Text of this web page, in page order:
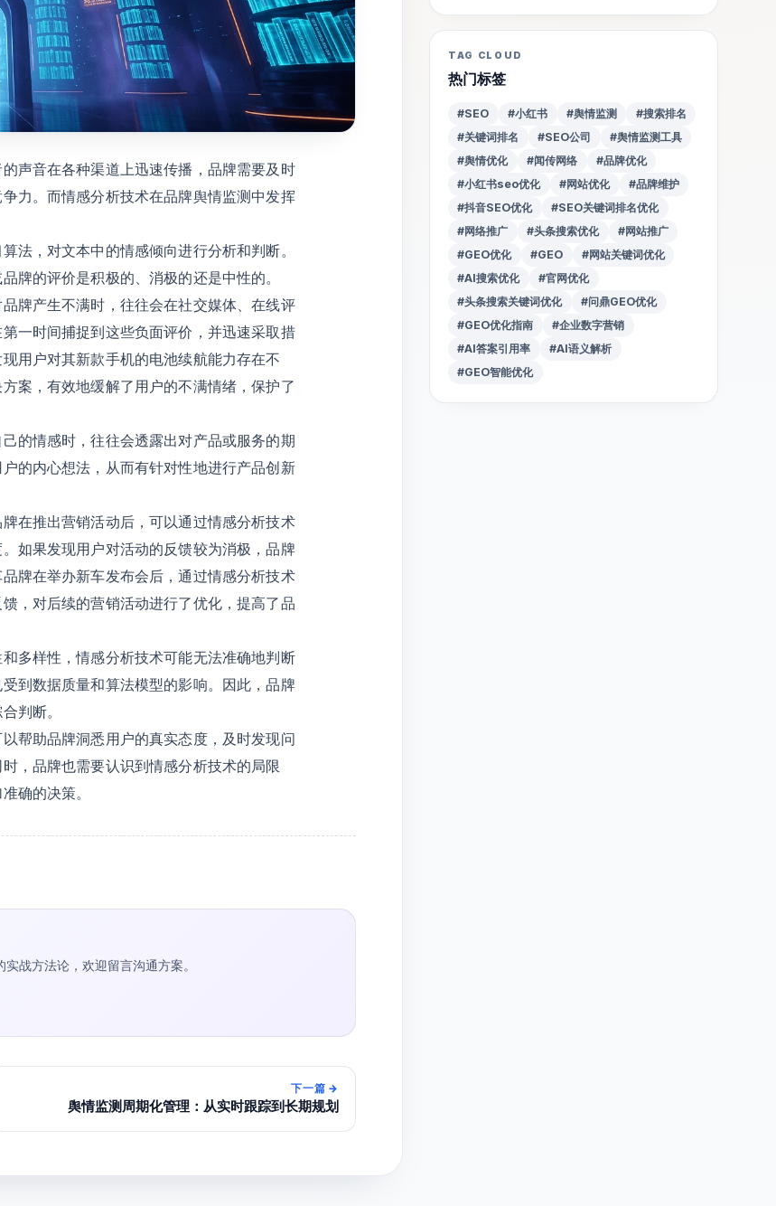
声音在各种渠道上迅速传播，品牌需要及时
力。而情感分析技术在品牌舆情监测中发挥
法，对文本中的情感倾向进行分析和判断。
牌的评价是积极的、消极的还是中性的。
牌产生不满时，往往会在社交媒体、在线评
一时间捕捉到这些负面评价，并迅速采取措
用户对其新款手机的电池续航能力存在不
案，有效地缓解了用户的不满情绪，保护了
的情感时，往往会透露出对产品或服务的期
的内心想法，从而有针对性地进行产品创新
在推出营销活动后，可以通过情感分析技术
如果发现用户对活动的反馈较为消极，品牌
牌在举办新车发布会后，通过情感分析技术
，对后续的营销活动进行了优化，提高了品
多样性，情感分析技术可能无法准确地判断
到数据质量和算法模型的影响。因此，品牌
判断。
帮助品牌洞悉用户的真实态度，及时发现问
，品牌也需要认识到情感分析技术的局限
确的决策。
战方法论，欢迎留言沟通方案。
下一篇 →
舆情监测周期化管理：从实时跟踪到长期规划
TAG CLOUD
热门标签
#SEO #小红书 #舆情监测
#搜索排名
#关键词排名
#SEO公司
#舆情监测工具
#舆情优化
#闻传网络
#品牌优化
#小红书seo优化
#网站优化
#品牌维护
#抖音SEO优化
#SEO关键词排名优化
#网络推广
#头条搜索优化
#网站推广
#GEO优化
#GEO
#网站关键词优化
#AI搜索优化
#官网优化
#头条搜索关键词优化
#问鼎GEO优化
#GEO优化指南
#企业数字营销
#AI答案引用率
#AI语义解析
#GEO智能优化